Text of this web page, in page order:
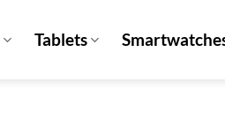
Tablets